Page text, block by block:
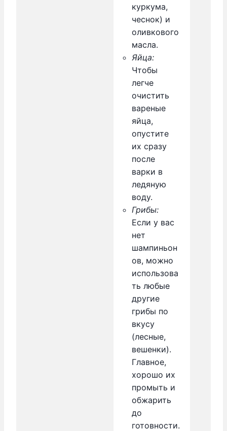
куркума,
чеснок) и
оливкового
масла.
Яйца:
Чтобы
легче
очистить
вареные
яйца,
опустите
их сразу
после
варки в
ледяную
воду.
Грибы:
Если у вас
нет
шампиньон
ов, можно
использова
ть любые
другие
грибы по
вкусу
(лесные,
вешенки).
Главное,
хорошо их
промыть и
обжарить
до
готовности.